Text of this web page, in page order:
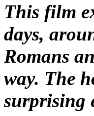
This film
days,
Romans
way. The
surprising